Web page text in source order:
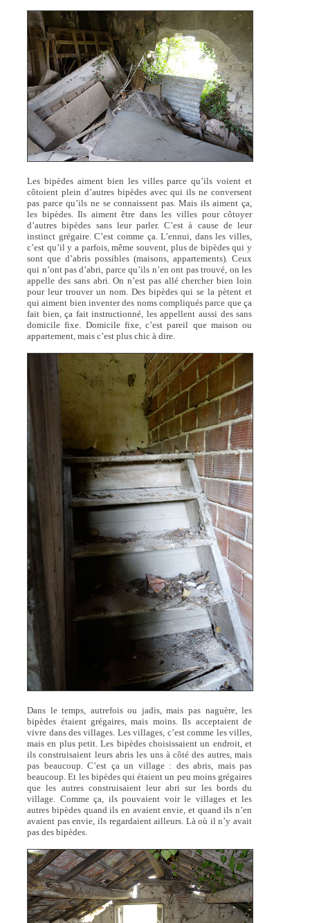
Les bipèdes aiment bien les villes parce qu’ils voient et
côtoient plein d’autres bipèdes avec qui ils ne conversent
pas parce qu’ils ne se connaissent pas. Mais ils aiment ça,
les bipèdes. Ils aiment être dans les villes pour côtoyer
d’autres bipèdes sans leur parler. C’est à cause de leur
instinct grégaire. C’est comme ça. L’ennui, dans les villes,
c’est qu’il y a parfois, même souvent, plus de bipèdes qui y
sont que d’abris possibles (maisons, appartements). Ceux
qui n’ont pas d’abri, parce qu’ils n’en ont pas trouvé, on les
appelle des sans abri. On n’est pas allé chercher bien loin
pour leur trouver un nom. Des bipèdes qui se la pètent et
qui aiment bien inventer des noms compliqués parce que ça
fait bien, ça fait instructionné, les appellent aussi des sans
domicile fixe. Domicile fixe, c’est pareil que maison ou
appartement, mais c’est plus chic à dire.
Dans le temps, autrefois ou jadis, mais pas naguère, les
bipèdes étaient grégaires, mais moins. Ils acceptaient de
vivre dans des villages. Les villages, c’est comme les villes,
mais en plus petit. Les bipèdes choisissaient un endroit, et
ils construisaient leurs abris les uns à côté des autres, mais
pas beaucoup. C’est ça un village : des abris, mais pas
beaucoup. Et les bipèdes qui étaient un peu moins grégaires
que les autres construisaient leur abri sur les bords du
village. Comme ça, ils pouvaient voir le villages et les
autres bipèdes quand ils en avaient envie, et quand ils n’en
avaient pas envie, ils regardaient ailleurs. Là où il n’y avait
pas des bipèdes.